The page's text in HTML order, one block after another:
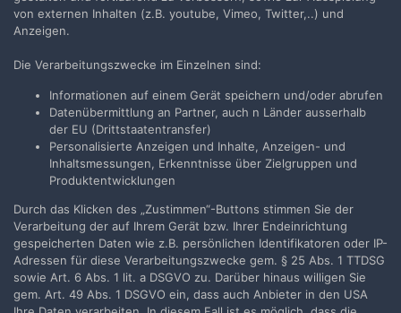
Teilen Folgen
Zur Themenübersicht
Filmvorführer.de via Google durchsuchen:
Sprache
Impressum / Datenschutzerklärung
Nutzungsbedingungen
von externen Inhalten (z.B. youtube, Vimeo, Twitter,..) und
Anzeigen.
Die Verarbeitungszwecke im Einzelnen sind:
Informationen auf einem Gerät speichern und/oder abrufen
Datenübermittlung an Partner, auch n Länder ausserhalb
der EU (Drittstaatentransfer)
Personalisierte Anzeigen und Inhalte, Anzeigen- und
Inhaltsmessungen, Erkenntnisse über Zielgruppen und
Produktentwicklungen
Durch das Klicken des „Zustimmen“-Buttons stimmen Sie der
Verarbeitung der auf Ihrem Gerät bzw. Ihrer Endeinrichtung
gespeicherten Daten wie z.B. persönlichen Identifikatoren oder IP-
Adressen für diese Verarbeitungszwecke gem. § 25 Abs. 1 TTDSG
sowie Art. 6 Abs. 1 lit. a DSGVO zu. Darüber hinaus willigen Sie
gem. Art. 49 Abs. 1 DSGVO ein, dass auch Anbieter in den USA